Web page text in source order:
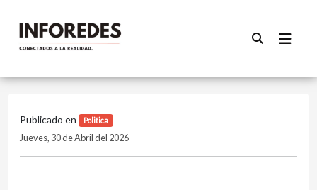
Publicado en Politica
Jueves, 30 de Abril del 2026